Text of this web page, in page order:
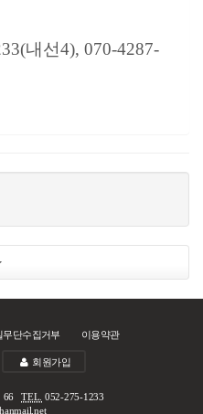
내선4), 070-4287-
무단수집거부 이용약관
회원가입
66TEL. 052-275-1233